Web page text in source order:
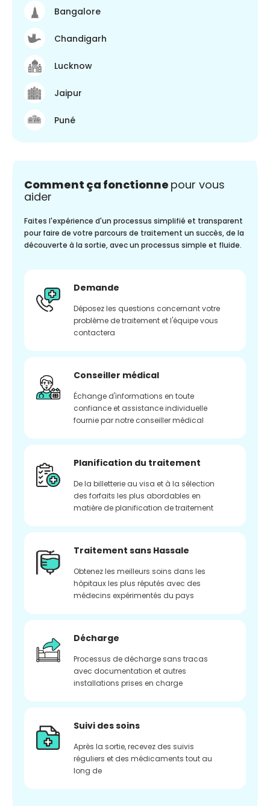
Bangalore
Chandigarh
Lucknow
Jaipur
Puné
Comment ça fonctionne pour vous
aider
Faites l'expérience d'un processus simplifié et transparent
pour faire de votre parcours de traitement un succès, de la
découverte à la sortie, avec un processus simple et fluide.
Demande
Déposez les questions concernant votre
problème de traitement et l'équipe vous
contactera
Conseiller médical
Échange d'informations en toute
confiance et assistance individuelle
fournie par notre conseiller médical
Planification du traitement
De la billetterie au visa et à la sélection
des forfaits les plus abordables en
matière de planification de traitement
Traitement sans Hassale
Obtenez les meilleurs soins dans les
hôpitaux les plus réputés avec des
médecins expérimentés du pays
Décharge
Processus de décharge sans tracas
avec documentation et autres
installations prises en charge
Suivi des soins
Après la sortie, recevez des suivis
réguliers et des médicaments tout au
long de